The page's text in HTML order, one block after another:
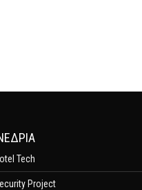
Tech
Project